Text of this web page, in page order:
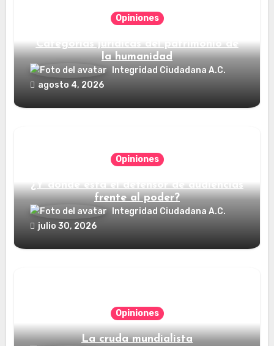
Opiniones
Categorías jurídicas del patrimonio de
la humanidad
Integridad Ciudadana A.C.
agosto 4, 2026
Opiniones
¿Y dónde está el defensor de audiencias
frente al poder?
Integridad Ciudadana A.C.
julio 30, 2026
Opiniones
La cruda mundialista